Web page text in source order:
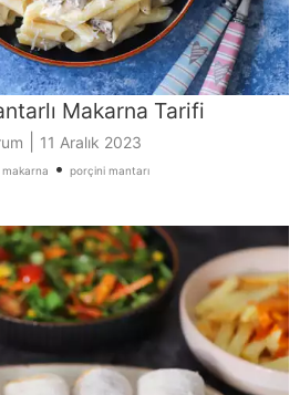
Makarna Tarifi
11 Aralık 2023
makarna • porçini mantarı